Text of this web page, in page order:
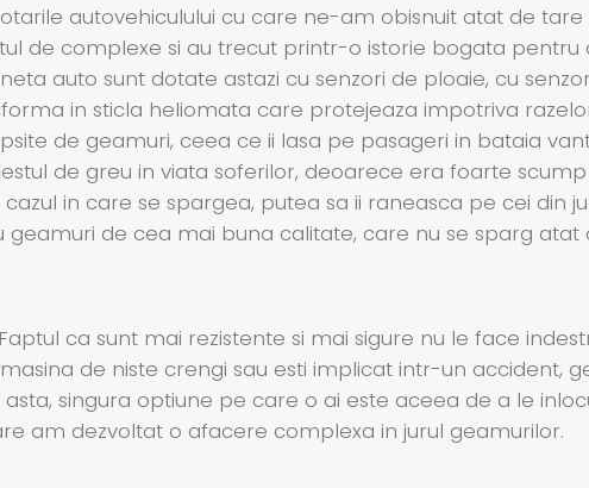
autovehiculului cu care ne-am obisnuit atat de
de complexe si au trecut printr-o istorie bogata
auto sunt dotate astazi cu senzori de ploaie, cu
in sticla heliomata care protejeaza impotriva
de geamuri, ceea ce ii lasa pe pasageri in bataia
de greu in viata soferilor, deoarece era foarte
in care se spargea, putea sa ii raneasca pe cei din
geamuri de cea mai buna calitate, care nu se sparg
ca sunt mai rezistente si mai sigure nu le face
de niste crengi sau esti implicat intr-un accident,
singura optiune pe care o ai este aceea de a le
am dezvoltat o afacere complexa in jurul geamurilor.